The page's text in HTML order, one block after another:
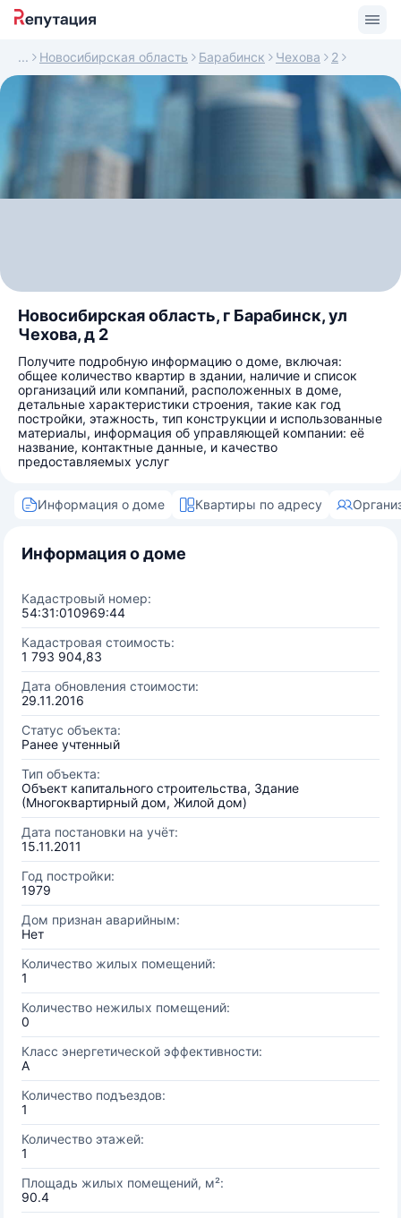
Новосибирская область Барабинск Чехова 2
Новосибирская область, г Барабинск, ул
Чехова, д 2
Получите подробную информацию о доме, включая:
общее количество квартир в здании, наличие и список
организаций или компаний, расположенных в доме,
детальные характеристики строения, такие как год
постройки, этажность, тип конструкции и использованные
материалы, информация об управляющей компании: её
название, контактные данные, и качество
предоставляемых услуг
Информация о доме Квартиры по адресу
Информация о доме
Кадастровый номер:
54:31:010969:44
Кадастровая стоимость:
1 793 904,83
Дата обновления стоимости:
29.11.2016
Статус объекта:
Ранее учтенный
Тип объекта:
Объект капитального строительства, Здание
(Многоквартирный дом, Жилой дом)
Дата постановки на учёт:
15.11.2011
Год постройки:
1979
Дом признан аварийным:
Нет
Количество жилых помещений:
1
Количество нежилых помещений:
0
Класс энергетической эффективности:
A
Количество подъездов:
1
Количество этажей:
1
Площадь жилых помещений, м²:
90.4